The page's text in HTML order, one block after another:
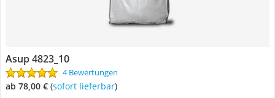
Asup ‎4823_10
4 Bewertungen
ab 78,00 € ( Sofort lieferbar)